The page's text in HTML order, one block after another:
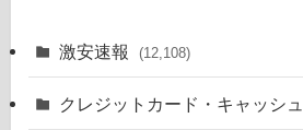
激安速報 (12,108)
クレジットカード・キャッシ